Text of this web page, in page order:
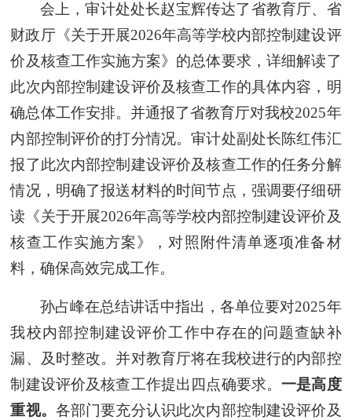
会上，审计处处长赵宝辉传达了省教育厅、省
财政厅《关于开展2026年高等学校内部控制建设评
价及核查工作实施方案》的总体要求，详细解读了
此次内部控制建设评价及核查工作的具体内容，明
确总体工作安排。并通报了省教育厅对我校2025年
内部控制评价的打分情况。审计处副处长陈红伟汇
报了此次内部控制建设评价及核查工作的任务分解
情况，明确了报送材料的时间节点，强调要仔细研
读《关于开展2026年高等学校内部控制建设评价及
核查工作实施方案》，对照附件清单逐项准备材
料，确保高效完成工作。
孙占峰在总结讲话中指出，各单位要对2025年
我校内部控制建设评价工作中存在的问题查缺补
漏、及时整改。并对教育厅将在我校进行的内部控
制建设评价及核查工作提出四点确要求。一是高度
重视。 各部门要充分认识此次内部控制建设评价及